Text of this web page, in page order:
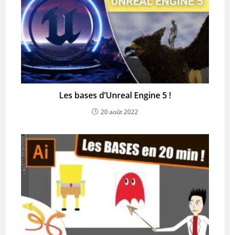
Les bases d’Unreal Engine 5 !
20 août 2022